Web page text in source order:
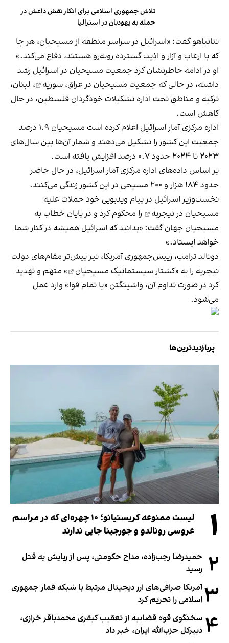
تلاش جمهوری اسلامی برای انکار نقش داعش در
حمله به یهودیان در استرالیا
نتانیاهو گفت: «اسرائیل در سراسر منطقه از مسیحیان، هر جا
که با ارعاب و آزار و اذیت گسترده روبه‌رو هستند، دفاع می‌کند.»
او در ادامه خاطرنشان کرد جمعیت مسیحیان در اسرائیل رشد
داشته، در حالی که جمعیت مسیحیان در عراق، سوریه
، لبنان،
ترکیه و مناطق تحت اداره تشکیلات خودگردان فلسطین، در حال
کاهش است.
اداره مرکزی آمار اسرائیل اعلام کرده است مسیحیان ۱.۹ درصد
جمعیت این کشور را تشکیل می‌دهند و شمار آن‌ها بین سال‌های
۲۰۲۳ تا ۲۰۲۴ حدود ۰.۷ درصد افزایش یافته است.
بر اساس داده‌های اداره مرکزی آمار اسرائیل، در حال حاضر
حدود ۱۸۴ هزار و ۲۰۰ مسیحی در این کشور زندگی می‌کنند.
نخست‌وزیر اسرائیل در پیام ویدیویی خودحملات علیه
مسیحیان در نیجریه
را محکوم کرد و در پایان خطاب به
مسیحیان جهان گفت: «بدانید که اسرائیل همیشه در کنار شما
خواهد ایستاد.»
دونالد ترامپ، رییس‌جمهوری آمریکا، نیز پیش‌تر مقام‌های دولت
نیجریه را به «کشتار سیستماتیک مسیحیان
» متهم و تهدید
کرد در صورت تداوم آن، واشینگتن «با تمام قوا» وارد عمل
می‌شود.
پربازدیدترین‌ها
۱
لیست ممنوعه کریستیانو؛ ۱۰ چهره‌ای که در مراسم
عروسی رونالدو و جورجینا جایی ندارند
۲ حمیدرضا رجب‌زاده، مداح حکومتی، پس از ربایش به قتل
رسید
۳آمریکا صرافی‌های ارز دیجیتال مرتبط با شبکه قمار جمهوری
اسلامی را تحریم کرد
۴ سخنگوی قوه قضاییه از تعقیب کیفری محمدباقر خرازی،
دبیر‌کل حزب‌الله ایران، خبر داد